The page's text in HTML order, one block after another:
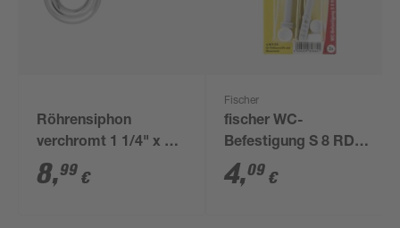
Röhrensiphon
verchromt 1 1/4" x 32
mm
8,99 €
Fischer
fischer WC-
Befestigung S 8 RD
80 2 Stück
4,09 €